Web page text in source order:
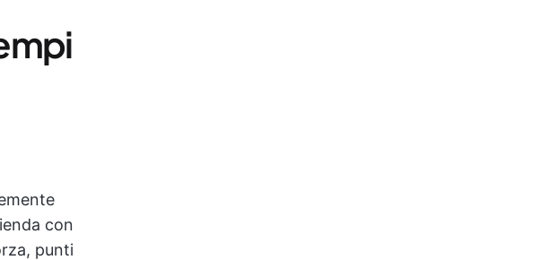
con
punti